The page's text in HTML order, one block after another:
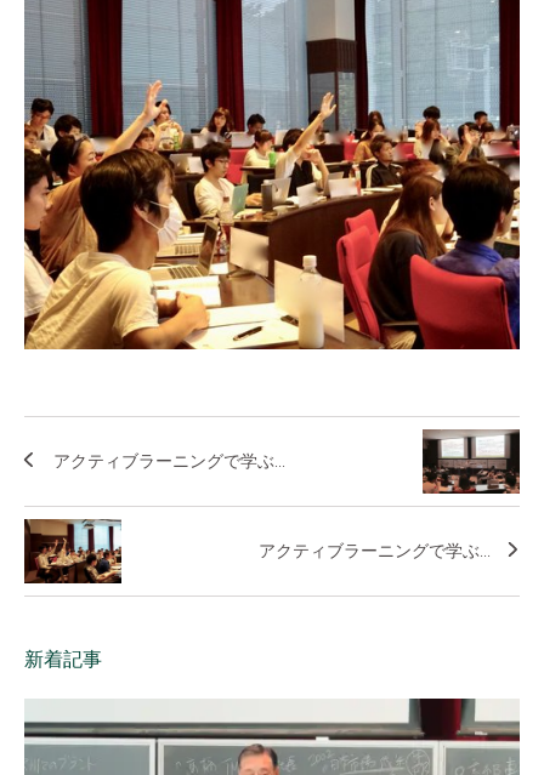
アクティブラーニングで学ぶ...
アクティブラーニングで学ぶ...
新着記事